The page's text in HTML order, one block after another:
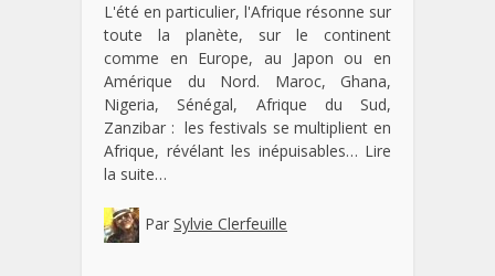
L'été en particulier, l'Afrique résonne sur
toute la planète, sur le continent
comme en Europe, au Japon ou en
Amérique du Nord. Maroc, Ghana,
Nigeria, Sénégal, Afrique du Sud,
Zanzibar : les festivals se multiplient en
Afrique, révélant les inépuisables… Lire
la suite…
Par Sylvie Clerfeuille